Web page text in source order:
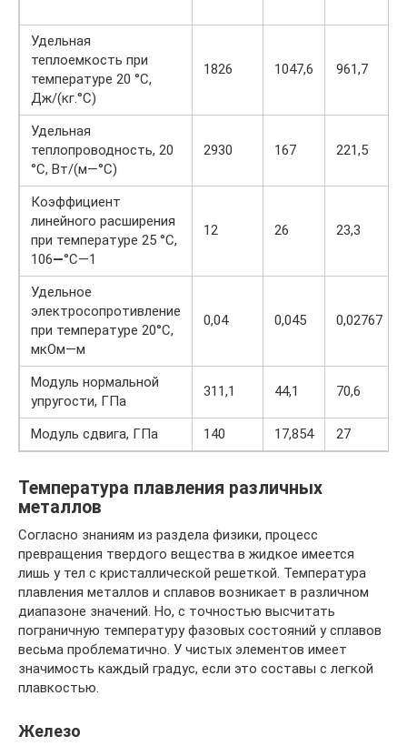
Удельная
теплоемкость при
температуре 20 °С,
Дж/(кг.°С)
1826 1047,6 961,7
Удельная
теплопроводность, 20
°С, Вт/(м—°С)
2930 167 221,5
Коэффициент
линейного расширения
при температуре 25 °С,
106—°С—1
12 26 23,3
Удельное
электросопротивление
при температуре 20°С,
мкОм—м
0,04 0,045 0,02767
Модуль нормальной
упругости, ГПа
311,1 44,1 70,6
Модуль сдвига, ГПа 140 17,854 27
Температура плавления различных
металлов
Согласно знаниям из раздела физики, процесс
превращения твердого вещества в жидкое имеется
лишь у тел с кристаллической решеткой. Температура
плавления металлов и сплавов возникает в различном
диапазоне значений. Но, с точностью высчитать
пограничную температуру фазовых состояний у сплавов
весьма проблематично. У чистых элементов имеет
значимость каждый градус, если это составы с легкой
плавкостью.
Железо